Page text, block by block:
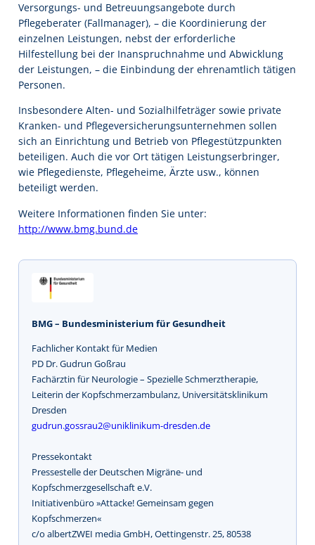
Versorgungs- und Betreuungsangebote durch
Pflegeberater (Fallmanager), – die Koordinierung der
einzelnen Leistungen, nebst der erforderliche
Hilfestellung bei der Inanspruchnahme und Abwicklung
der Leistungen, – die Einbindung der ehrenamtlich tätigen
Personen.
Insbesondere Alten- und Sozialhilfeträger sowie private
Kranken- und Pflegeversicherungsunternehmen sollen
sich an Einrichtung und Betrieb von Pflegestützpunkten
beteiligen. Auch die vor Ort tätigen Leistungserbringer,
wie Pflegedienste, Pflegeheime, Ärzte usw., können
beteiligt werden.
Weitere Informationen finden Sie unter:
http://www.bmg.bund.de
BMG – Bundesministerium für Gesundheit
Fachlicher Kontakt für Medien
PD Dr. Gudrun Goßrau
Fachärztin für Neurologie – Spezielle Schmerztherapie,
Leiterin der Kopfschmerzambulanz, Universitätsklinikum
Dresden
gudrun.gossrau2@uniklinikum-dresden.de
Pressekontakt
Pressestelle der Deutschen Migräne- und
Kopfschmerzgesellschaft e.V.
Initiativenbüro »Attacke! Gemeinsam gegen
Kopfschmerzen«
c/o albertZWEI media GmbH, Oettingenstr. 25, 80538